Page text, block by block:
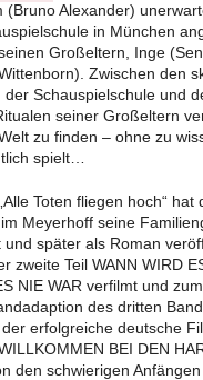
(Bruno Alexander)
in München
Großeltern, Inge
Zwischen den
Schauspielschule und
seiner Großeltern
zu finden – ohne zu
spielt…
Toten fliegen hoch“ hat
Meyerhoff seine
später als Roman
zweite Teil WANN WIRD
NIE WAR verfilmt und
des dritten
erfolgreiche deutsche
BEI DEN
den schwierigen